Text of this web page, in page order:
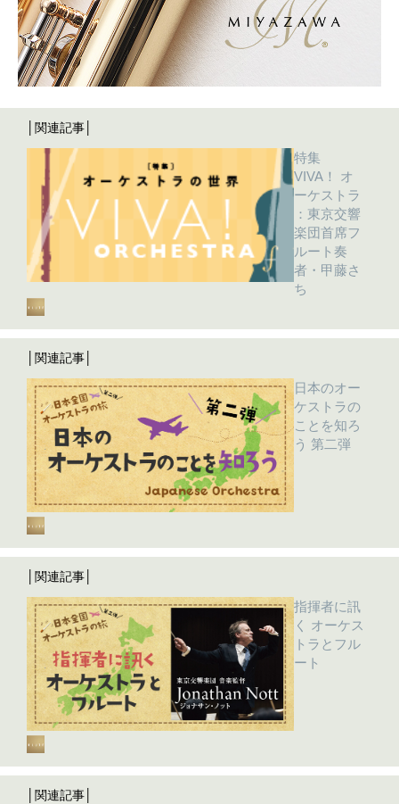
│関連記事│
特集
VIVA！ オ
ーケストラ
：東京交響
楽団首席フ
ルート奏
者・甲藤さ
ち
│関連記事│
日本のオー
ケストラの
ことを知ろ
う 第二弾
│関連記事│
指揮者に訊
く オーケス
トラとフル
ート
│関連記事│